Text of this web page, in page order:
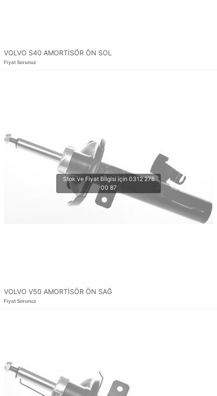
VOLVO S40 AMORTİSÖR ÖN SOL
Fiyat Sorunuz
VOLVO V50 AMORTİSÖR ÖN SAĞ
Fiyat Sorunuz